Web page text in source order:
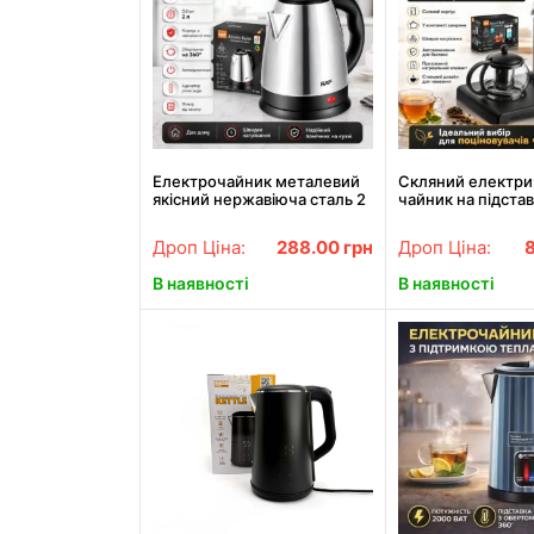
Електрочайник металевий
якісний нержавіюча сталь 2
Дроп Ціна: 288.00 грн
В наявності
Скляний
чайник на
Дроп Ціна:
В наявності